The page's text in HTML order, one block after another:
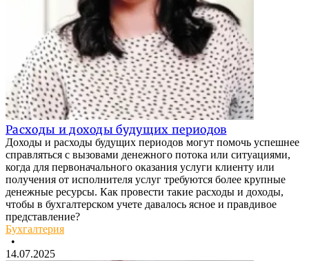
Расходы и доходы будущих периодов
Доходы и расходы будущих периодов могут помочь успешнее
справляться с вызовами денежного потока или ситуациями,
когда для первоначального оказания услуги клиенту или
получения от исполнителя услуг требуются более крупные
денежные ресурсы. Как провести такие расходы и доходы,
чтобы в бухгалтерском учете давалось ясное и правдивое
представление?
Бухгалтерия
•
14.07.2025